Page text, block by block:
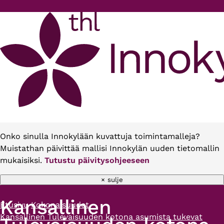
Onko sinulla Innokylään kuvattuja toimintamalleja?
Muistathan päivittää mallisi Innokylän uuden tietomallin
mukaisiksi. Tutustu päivitysohjeeseen
× sulje
Murupolku
Etusivu Kokonaisuudet
Kansallinen Tulevaisuuden kotona asumista tukevat
Kansallinen